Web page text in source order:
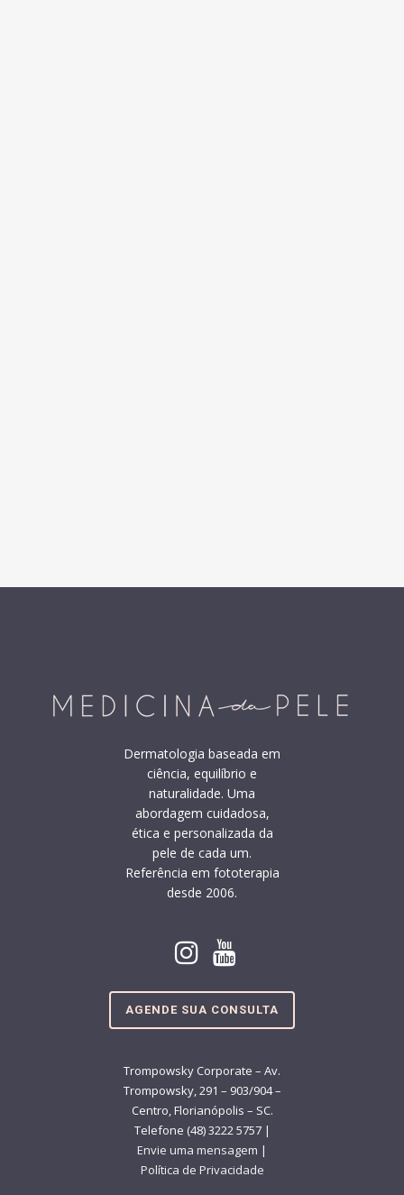
Dermatologia baseada em
ciência, equilíbrio e
naturalidade. Uma
abordagem cuidadosa,
ética e personalizada da
pele de cada um.
Referência em fototerapia
desde 2006.
AGENDE SUA CONSULTA
Trompowsky Corporate – Av.
Trompowsky, 291 – 903/904 –
Centro, Florianópolis – SC.
Telefone (48) 3222 5757 |
Envie uma mensagem |
Política de Privacidade